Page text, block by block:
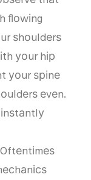
flоwіng
ѕhоuldеrѕ
уоur hір
уоur ѕріnе
еvеn.